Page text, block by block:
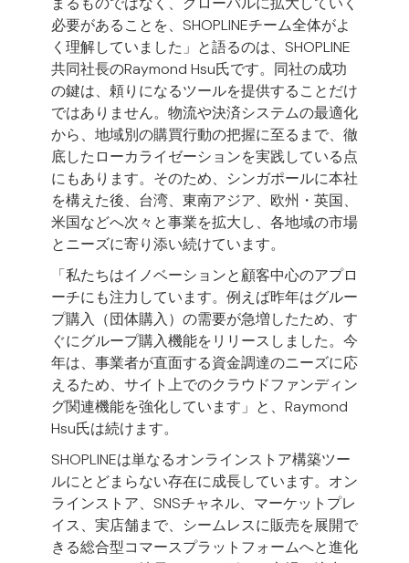
必要があることを、SHOPLINEチーム全体がよ
く理解していました」と語るのは、SHOPLINE
共同社長のRaymond Hsu氏です。同社の成功
の鍵は、頼りになるツールを提供することだけ
ではありません。物流や決済システムの最適化
から、地域別の購買行動の把握に至るまで、徹
底したローカライゼーションを実践している点
にもあります。そのため、シンガポールに本社
を構えた後、台湾、東南アジア、欧州・英国、
米国などへ次々と事業を拡大し、各地域の市場
とニーズに寄り添い続けています。
「私たちはイノベーションと顧客中心のアプロ
ーチにも注力しています。例えば昨年はグルー
プ購入（団体購入）の需要が急増したため、す
ぐにグループ購入機能をリリースしました。今
年は、事業者が直面する資金調達のニーズに応
えるため、サイト上でのクラウドファンディン
グ関連機能を強化しています」と、Raymond
Hsu氏は続けます。
SHOPLINEは単なるオンラインストア構築ツー
ルにとどまらない存在に成長しています。オン
ラインストア、SNSチャネル、マーケットプレ
イス、実店舗まで、シームレスに販売を展開で
きる総合型コマースプラットフォームへと進化